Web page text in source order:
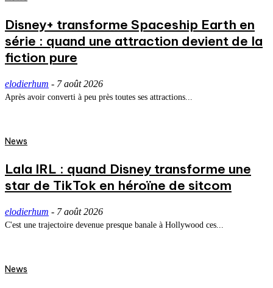
Disney+ transforme Spaceship Earth en
série : quand une attraction devient de la
fiction pure
elodierhum - 7 août 2026
Après avoir converti à peu près toutes ses attractions...
News
Lala IRL : quand Disney transforme une
star de TikTok en héroïne de sitcom
elodierhum - 7 août 2026
C'est une trajectoire devenue presque banale à Hollywood ces...
News